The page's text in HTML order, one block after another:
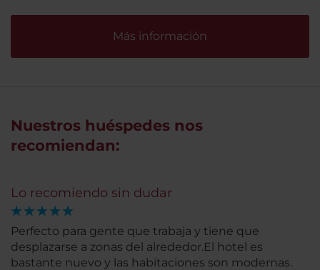
Más información
Nuestros huéspedes nos
recomiendan:
Lo recomiendo sin dudar
Perfecto para gente que trabaja y tiene que
desplazarse a zonas del alrededor.El hotel es
bastante nuevo y las habitaciones son modernas.